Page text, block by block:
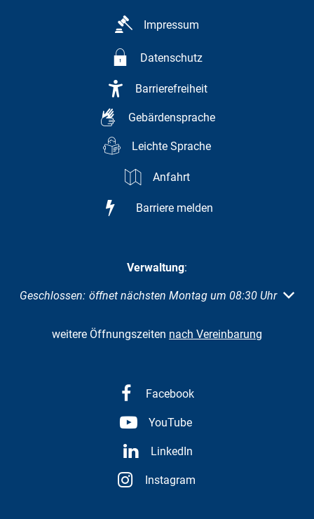
Impressum
Datenschutz
Barrierefreiheit
Gebärdensprache
Leichte Sprache
Anfahrt
Barriere melden
Verwaltung:
Klicken, um weitere Öffnungs- oder Schließzeiten
Geschlossen: öffnet nächsten Montag um 08:30 Uhr
weitere Öffnungszeiten nach Vereinbarung
Facebook
YouTube
LinkedIn
Instagram